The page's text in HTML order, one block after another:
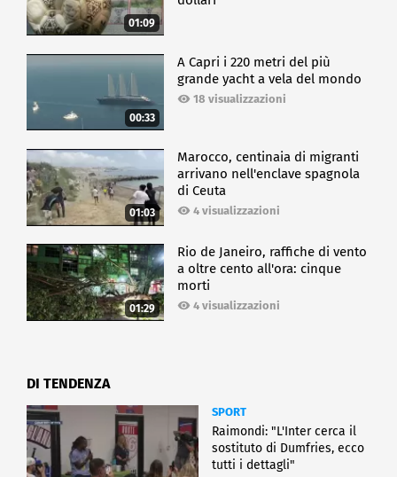
01:09
00:33
A Capri i 220 metri del più
grande yacht a vela del mondo
18 visualizzazioni
01:03
Marocco, centinaia di migranti
arrivano nell'enclave spagnola
di Ceuta
4 visualizzazioni
01:29
Rio de Janeiro, raffiche di vento
a oltre cento all'ora: cinque
morti
4 visualizzazioni
DI TENDENZA
SPORT
Raimondi: "L'Inter cerca il
sostituto di Dumfries, ecco
tutti i dettagli"